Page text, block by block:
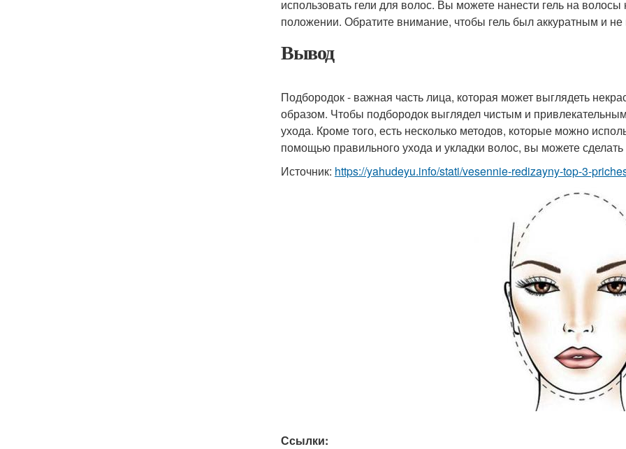
использовать гели для волос. Вы можете нанести гель на
положении. Обратите внимание, чтобы гель был аккуратным и не
Вывод
Подбородок - важная часть лица, которая может выглядеть
образом. Чтобы подбородок выглядел чистым и
ухода. Кроме того, есть несколько методов, которые можно
помощью правильного ухода и укладки волос, вы можете
Источник: https://yahudeyu.info/stati/vesennie-redizayny-top-3-
Ссылки: